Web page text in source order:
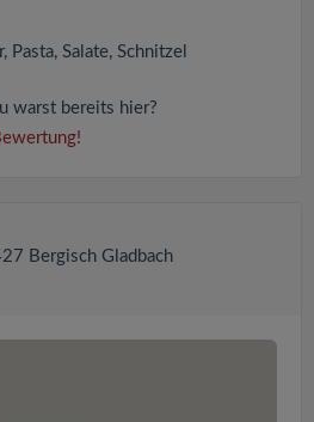
Pasta, Salate, Schnitzel
warst bereits hier?
Bergisch Gladbach